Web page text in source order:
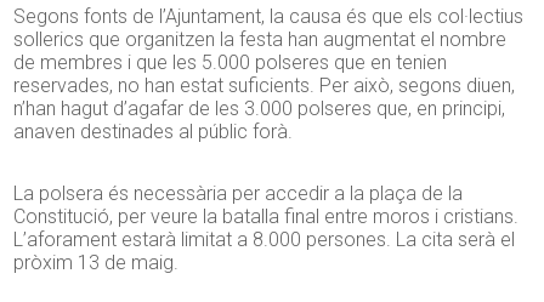
Segons fonts de l’Ajuntament, la causa és que els col·lectius
sollerics que organitzen la festa han augmentat el nombre
de membres i que les 5.000 polseres que en tenien
reservades, no han estat suficients. Per això, segons diuen,
n’han hagut d’agafar de les 3.000 polseres que, en principi,
anaven destinades al públic forà.
La polsera és necessària per accedir a la plaça de la
Constitució, per veure la batalla final entre moros i cristians.
L’aforament estarà limitat a 8.000 persones. La cita serà el
pròxim 13 de maig.